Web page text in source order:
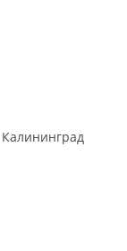
Калининград